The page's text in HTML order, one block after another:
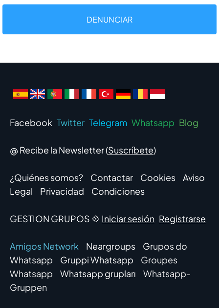
Facebook Twitter Telegram Whatsapp Blog
@ Recibe la Newsletter (Suscríbete)
¿Quiénes somos? Contactar Cookies
Aviso
Legal
Privacidad Condiciones
GESTION GRUPOS 💠 Iniciar sesión Registrarse
Amigos Network Neargroups
Grupos do
Whatsapp
Gruppi Whatsapp
Groupes
Whatsapp
Whatsapp grupları
Whatsapp-
Gruppen